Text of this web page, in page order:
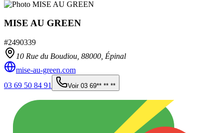
MISE AU GREEN
#2490339
10 Rue du Boudiou, 88000 Épinal
mise-au-green.com
03 69 50 84 91
Voir 03 69** ** **